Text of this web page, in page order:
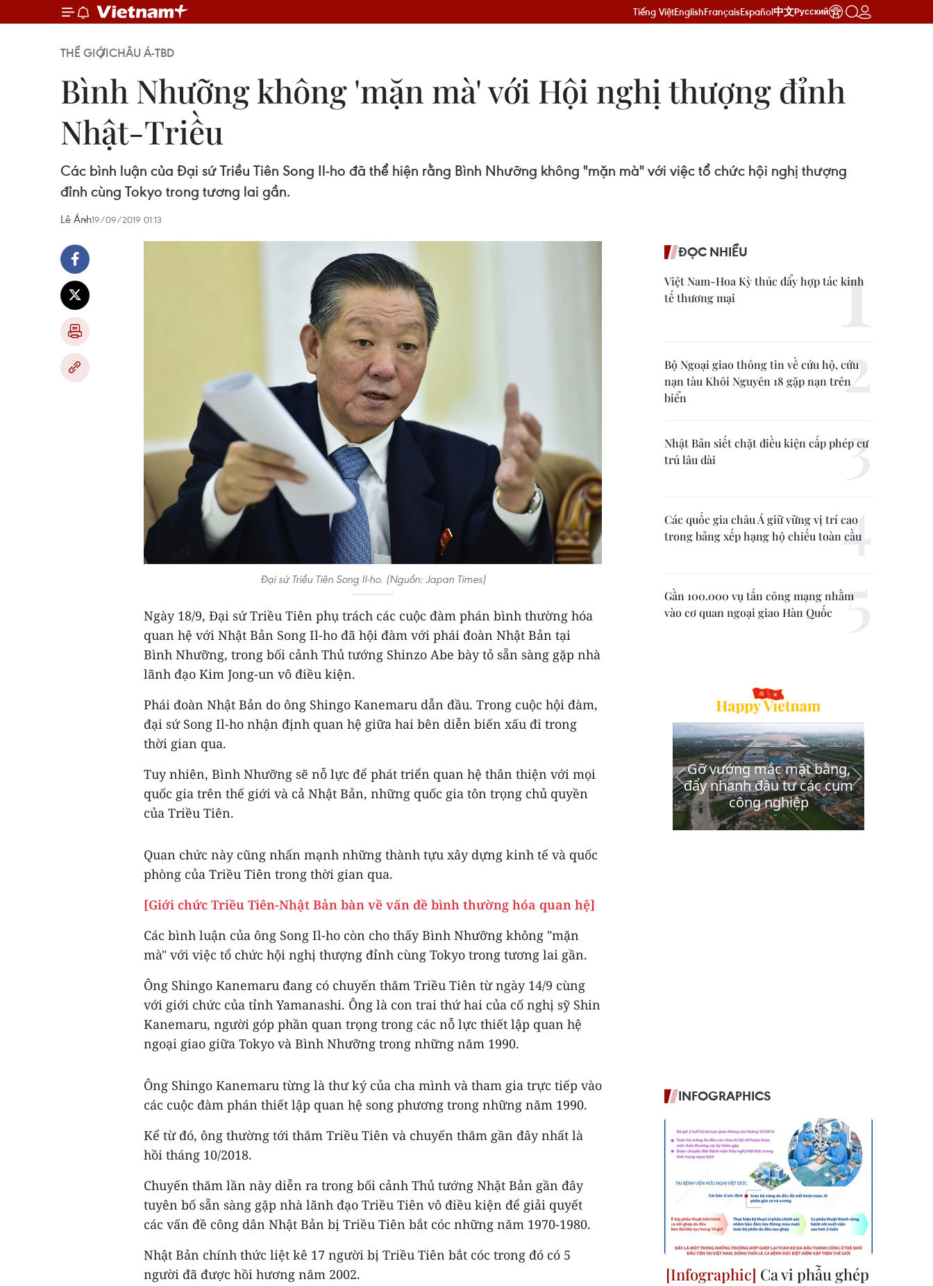
Tiếng ViệtEnglishFrançaisEspañol中文Русский
THẾ GIỚICHÂU Á-TBD
Bình Nhưỡng không 'mặn mà' với Hội nghị thượng đỉnh
Nhật-Triều
Các bình luận của Đại sứ Triều Tiên Song Il-ho đã thể hiện rằng Bình Nhưỡng không "mặn mà" với việc tổ chức hội nghị thượng
đỉnh cùng Tokyo trong tương lai gần.
Lê Ánh19/09/2019 01:13
Đại sứ Triều Tiên Song Il-ho. (Nguồn: Japan Times)
Ngày 18/9, Đại sứ Triều Tiên phụ trách các cuộc đàm phán bình thường hóa
quan hệ với Nhật Bản Song Il-ho đã hội đàm với phái đoàn Nhật Bản tại
Bình Nhưỡng, trong bối cảnh Thủ tướng Shinzo Abe bày tỏ sẵn sàng gặp nhà
lãnh đạo Kim Jong-un vô điều kiện.
Phái đoàn Nhật Bản do ông Shingo Kanemaru dẫn đầu. Trong cuộc hội đàm,
đại sứ Song Il-ho nhận định quan hệ giữa hai bên diễn biến xấu đi trong
thời gian qua.
Tuy nhiên, Bình Nhưỡng sẽ nỗ lực để phát triển quan hệ thân thiện với mọi
quốc gia trên thế giới và cả Nhật Bản, những quốc gia tôn trọng chủ quyền
của Triều Tiên.
Quan chức này cũng nhấn mạnh những thành tựu xây dựng kinh tế và quốc
phòng của Triều Tiên trong thời gian qua.
[Giới chức Triều Tiên-Nhật Bản bàn về vấn đề bình thường hóa quan hệ]
Các bình luận của ông Song Il-ho còn cho thấy Bình Nhưỡng không "mặn
mà" với việc tổ chức hội nghị thượng đỉnh cùng Tokyo trong tương lai gần.
Ông Shingo Kanemaru đang có chuyến thăm Triều Tiên từ ngày 14/9 cùng
với giới chức của tỉnh Yamanashi. Ông là con trai thứ hai của cố nghị sỹ Shin
Kanemaru, người góp phần quan trọng trong các nỗ lực thiết lập quan hệ
ngoại giao giữa Tokyo và Bình Nhưỡng trong những năm 1990.
Ông Shingo Kanemaru từng là thư ký của cha mình và tham gia trực tiếp vào
các cuộc đàm phán thiết lập quan hệ song phương trong những năm 1990.
Kể từ đó, ông thường tới thăm Triều Tiên và chuyến thăm gần đây nhất là
hồi tháng 10/2018.
Chuyến thăm lần này diễn ra trong bối cảnh Thủ tướng Nhật Bản gần đây
tuyên bố sẵn sàng gặp nhà lãnh đạo Triều Tiên vô điều kiện để giải quyết
các vấn đề công dân Nhật Bản bị Triều Tiên bắt cóc những năm 1970-1980.
Nhật Bản chính thức liệt kê 17 người bị Triều Tiên bắt cóc trong đó có 5
người đã được hồi hương năm 2002.
ĐỌC NHIỀU
Việt Nam-Hoa Kỳ thúc đẩy hợp tác kinh
tế thương mại
Bộ Ngoại giao thông tin về cứu hộ, cứu
nạn tàu Khôi Nguyên 18 gặp nạn trên
biển
Nhật Bản siết chặt điều kiện cấp phép cư
trú lâu dài
Các quốc gia châu Á giữ vững vị trí cao
trong bảng xếp hạng hộ chiếu toàn cầu
Gần 100.000 vụ tấn công mạng nhằm
vào cơ quan ngoại giao Hàn Quốc
INFOGRAPHICS
Ca vi phẫu ghép